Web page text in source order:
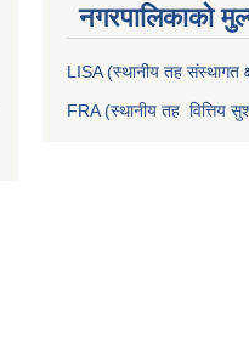
नगरपालिकाको
LISA (स्थानीय तह संस्थागत
FRA (स्थानीय तह वित्तिय